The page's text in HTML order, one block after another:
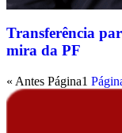
Transferência
mira da PF
« Antes Página1